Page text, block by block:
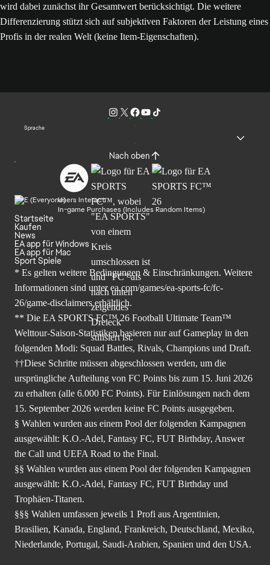
wird dabei zunächst ihr Gesamtwert berücksichtigt. Die weitere
Differenzierung stützt sich auf subjektiven Faktoren der Leistung eines
Profis in der realen Welt (keine Item-Eigenschaften).
Sprache
Nach oben
Users Interact
In-game Purchases (Includes Random Items)
Startseite
Kaufen
News
EA app für Windows
EA app für Mac
Sport Spiele
* Es gelten weitere Bedingungen & Einschränkungen. Weitere
Informationen sind unterea.com/games/ea-sports-fc/fc-
26/game-disclaimers erhältlich.
** Die EA SPORTS FC™ 26 Football Ultimate Team™
Welttour-Saison-Statistiken basieren nur auf Gameplay in den
folgenden Modi: Squad Battles, Rivals, Champions und Draft.
††Diese Schritte müssen abgeschlossen werden, um die
ursprüngliche Aufteilung von FC Points bis zum 15. Juni 2026
zu erhalten (alle 6.000 FC Points). Für Einlösungen nach dem
15. September 2026 werden keine FC Points ausgegeben.
§ Wahlen wurden aus einem Pool der folgenden Kampagnen
ausgewählt: K.O.-Adel, Fantasy FC, FUT Birthday, Answer
the Call und UEFA Road to the Final.
§§ Wahlen wurden aus einem Pool der folgenden Kampagnen
ausgewählt: K.O.-Adel, Fantasy FC, FUT Birthday und
Trophäen-Titanen.
§§§ Wahlen umfassen jeweils 1 Profi aus Argentinien,
Brasilien, Kanada, England, Frankreich, Deutschland, Mexiko,
Niederlande, Portugal, Saudi-Arabien, Spanien und den USA.